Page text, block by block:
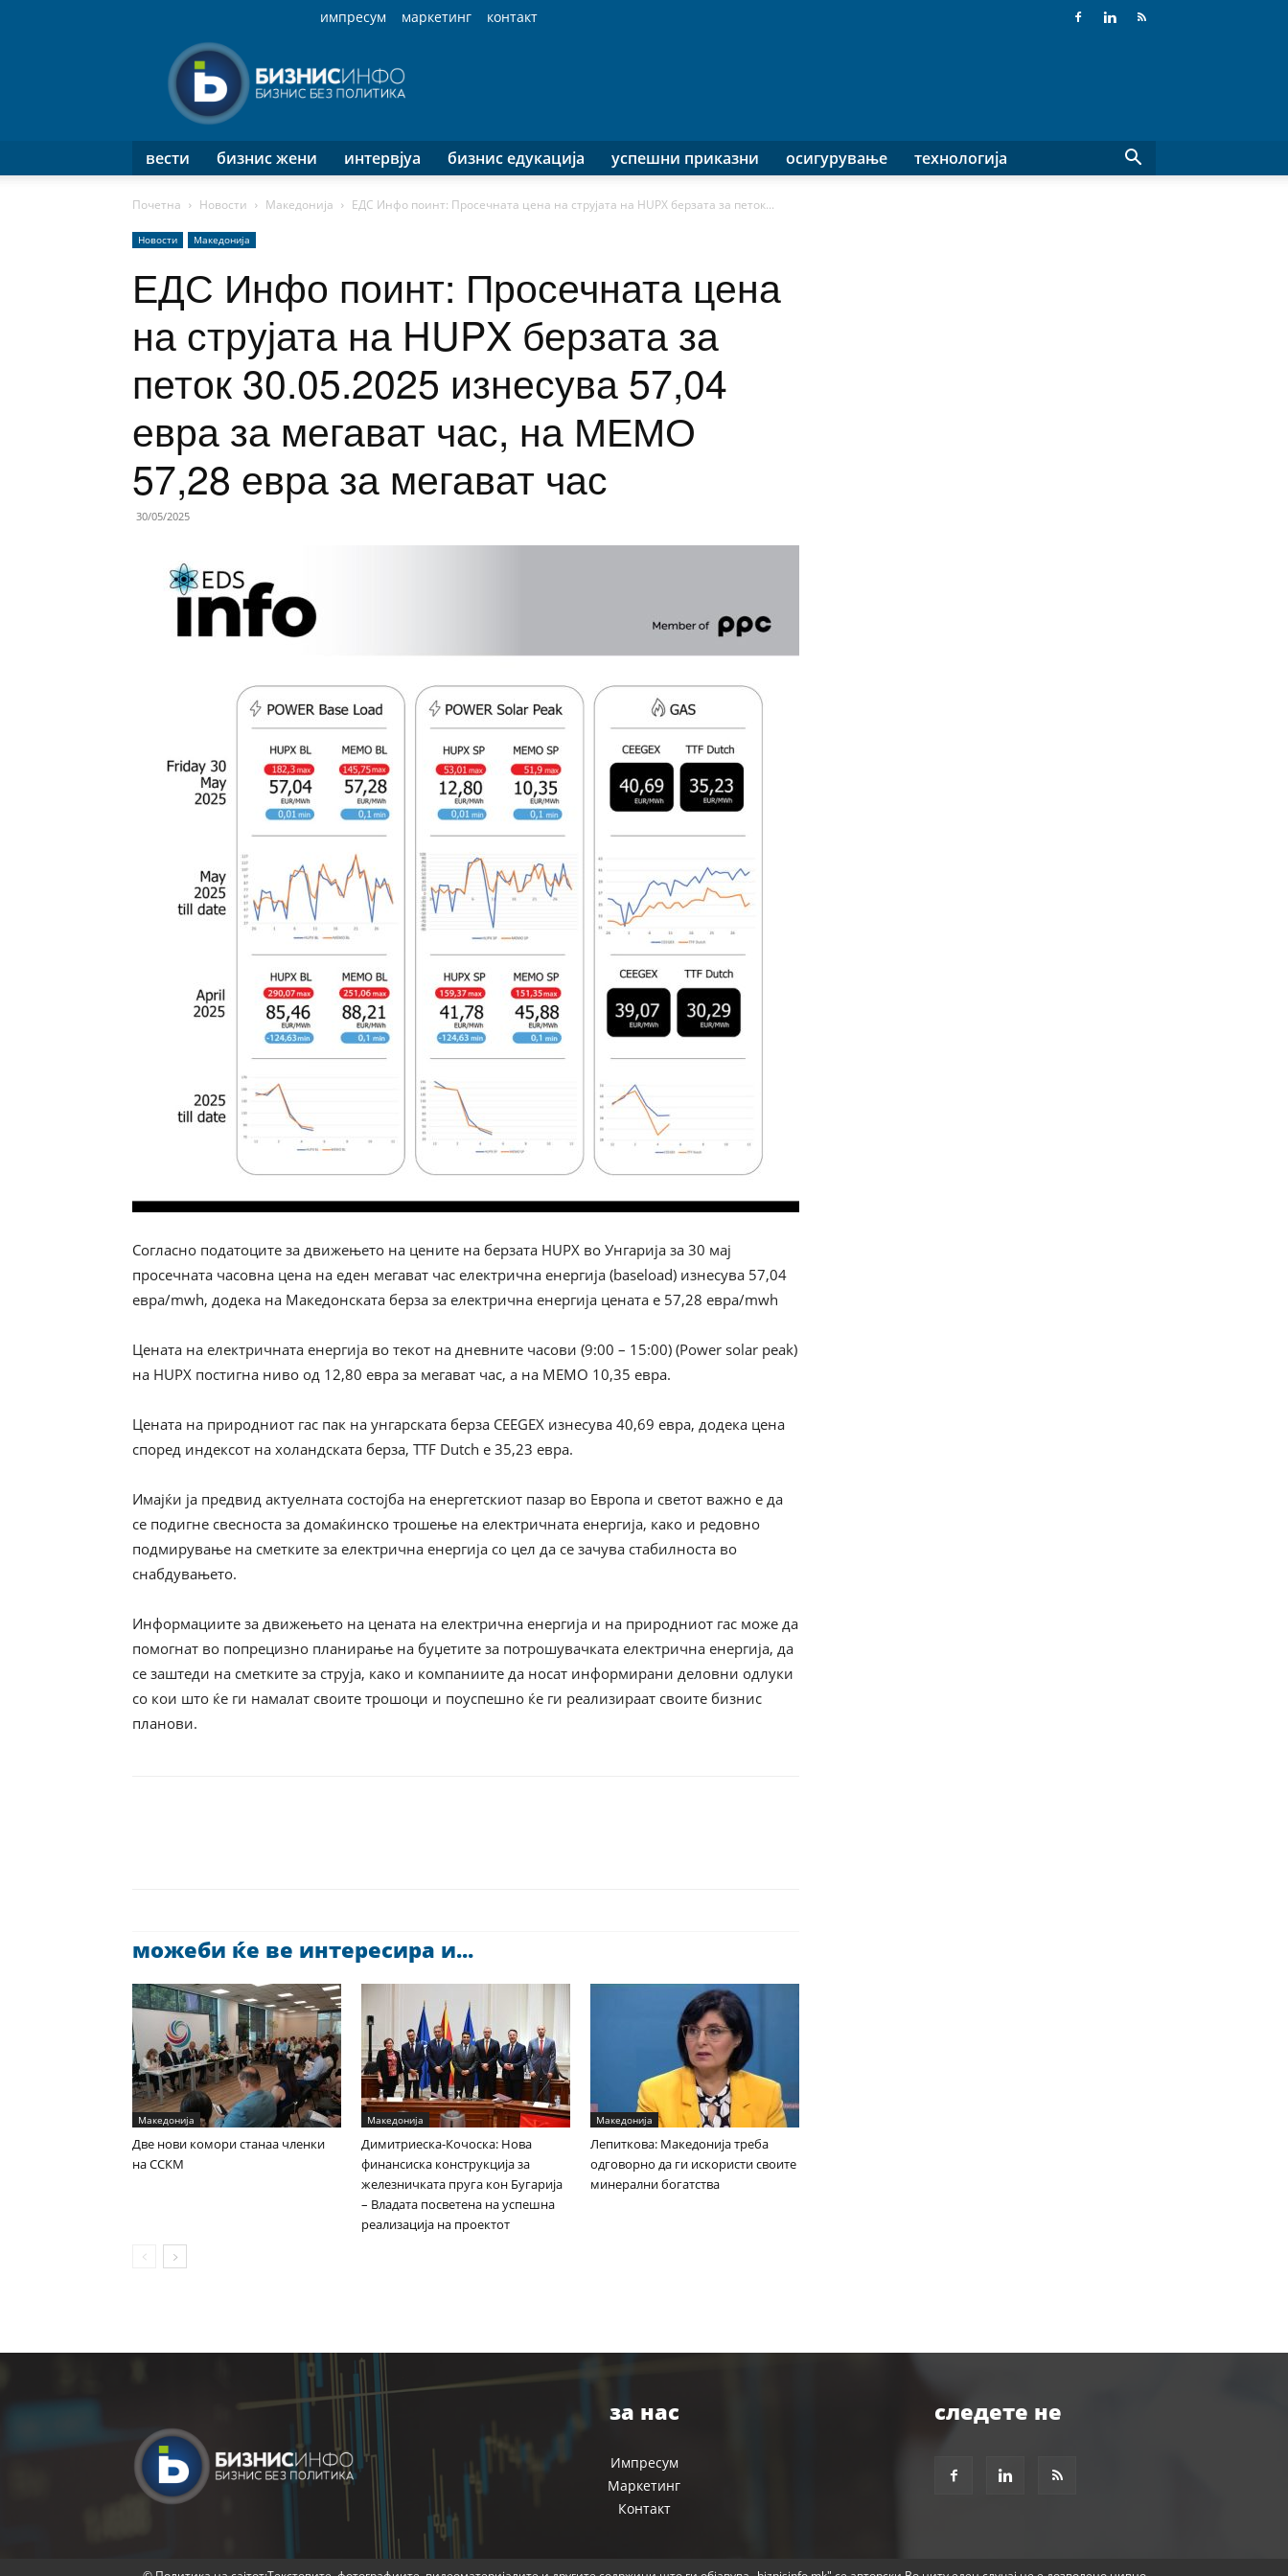
импресум маркетинг
контакт
Инфо
вести бизнис жени интервјуа бизнис едукација успешни приказни осигурување технологија
Почетна Новости Македонија ЕДС Инфо поинт: Просечната цена на струјата на HUPX берзата за петок...
Новости Македонија
ЕДС Инфо поинт: Просечната цена
на струјата на HUPX берзата за
петок 30.05.2025 изнесува 57,04
евра за мегават час, на МЕМО
57,28 евра за мегават час
30/05/2025
Согласно податоците за движењето на цените на берзата HUPX во Унгарија за 30 мај
просечната часовна цена на еден мегават час електрична енергија (baseload) изнесува 57,04
евра/mwh, додека на Македонската берза за електрична енергија цената е 57,28 евра/mwh
Цената на електричната енергија во текот на дневните часови (9:00 – 15:00) (Power solar peak)
на HUPX постигна ниво од 12,80 евра за мегават час, а на MEMO 10,35 евра.
Цената на природниот гас пак на унгарската берза CEEGEX изнесува 40,69 евра, додека цена
според индексот на холандската берза, TTF Dutch е 35,23 евра.
Имајќи ја предвид актуелната состојба на енергетскиот пазар во Европа и светот важно е да
се подигне свесноста за домаќинско трошење на електричната енергија, како и редовно
подмирување на сметките за електрична енергија со цел да се зачува стабилноста во
снабдувањето.
Информациите за движењето на цената на електрична енергија и на природниот гас може да
помогнат во попрецизно планирање на буџетите за потрошувачката електрична енергија, да
се заштеди на сметките за струја, како и компаниите да носат информирани деловни одлуки
со кои што ќе ги намалат своите трошоци и поуспешно ќе ги реализираат своите бизнис
планови.
можеби ќе ве интересира и...
Македонија
Две нови комори станаа членки
на ССКМ
Македонија
Димитриеска-Кочоска: Нова
финансиска конструкција за
железничката пруга кон Бугарија
– Владата посветена на успешна
реализација на проектот
Македонија
Лепиткова: Македонија треба
одговорно да ги искористи своите
минерални богатства
за нас
Импресум
Маркетинг
Контакт
следете не